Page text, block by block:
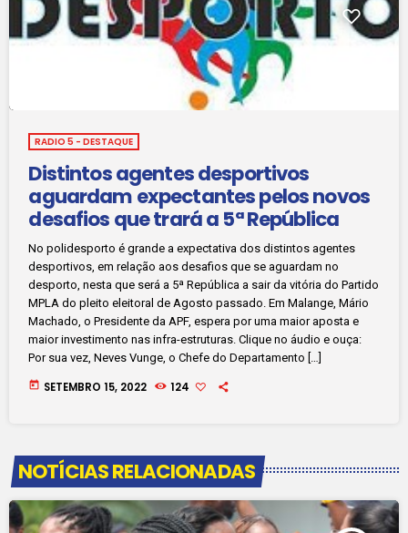
RADIO 5 - DESTAQUE
Distintos agentes desportivos
aguardam expectantes pelos novos
desafios que trará a 5ª República
No polidesporto é grande a expectativa dos distintos agentes
desportivos, em relação aos desafios que se aguardam no
desporto, nesta que será a 5ª República a sair da vitória do Partido
MPLA do pleito eleitoral de Agosto passado. Em Malange, Mário
Machado, o Presidente da APF, espera por uma maior aposta e
maior investimento nas infra-estruturas. Clique no áudio e ouça:
Por sua vez, Neves Vunge, o Chefe do Departamento […]
today SETEMBRO 15, 2022 124
NOTÍCIAS RELACIONADAS